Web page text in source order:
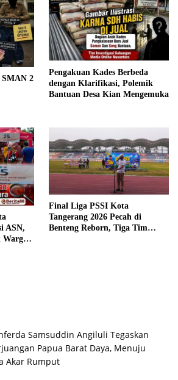
SMAN 2
Pengakuan Kades Berbeda
dengan Klarifikasi, Polemik
Bantuan Desa Kian Mengemuka
ASN,
Final Liga PSSI Kota
Tangerang 2026 Pecah di
Benteng Reborn, Tiga Tim
Samsuddin Angiluli Tegaskan
Papua Barat Daya, Menuju
Akar Rumput